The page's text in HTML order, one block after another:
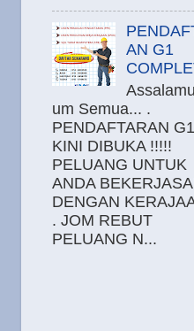
AN G1
um Semua... .
PENDAFTARAN G1
KINI DIBUKA !!!!!
PELUANG UNTUK
ANDA
DENGAN
. JOM REBUT
PELUANG N...